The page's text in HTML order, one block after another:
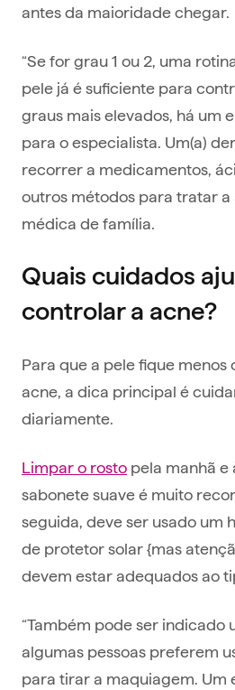
antes da maioridade chegar.
“Se for grau 1 ou 2, uma
pele já é suficiente para
graus mais elevados, há um
para o especialista. Um(a)
recorrer a medicamentos,
outros métodos para tratar a
médica de família.
Quais cuidados
controlar a acne?
Para que a pele fique menos
acne, a dica principal é
diariamente.
Limpar o rosto pela manhã e
sabonete suave é muito
seguida, deve ser usado um
de protetor solar {mas
devem estar adequados ao
“Também pode ser indicado
algumas pessoas preferem
para tirar a maquiagem. Um